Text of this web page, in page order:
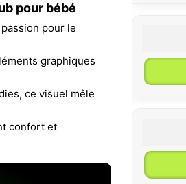
pour bébé
pour le
graphiques
ce visuel mêle
confort et